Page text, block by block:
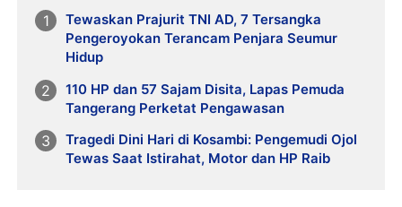
Tewaskan Prajurit TNI AD, 7 Tersangka
Pengeroyokan Terancam Penjara Seumur
Hidup
110 HP dan 57 Sajam Disita, Lapas Pemuda
Tangerang Perketat Pengawasan
Tragedi Dini Hari di Kosambi: Pengemudi Ojol
Tewas Saat Istirahat, Motor dan HP Raib